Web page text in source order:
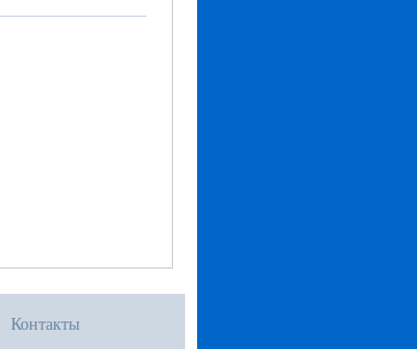
Контакты